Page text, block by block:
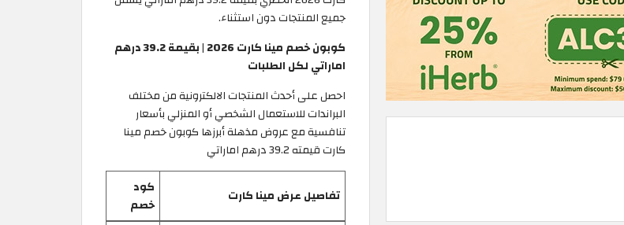
جميع المنتجات دون استثناء.
كوبون خصم مينا كارت 2026 | بقيمة 39.2 درهم
اماراتي لكل الطلبات
احصل على أحدث المنتجات الالكترونية من مختلف
البراندات للاستعمال الشخصي أو المنزلي بأسعار
تنافسية مع عروض مذهلة أبرزها كوبون خصم مينا
كارت قيمته 39.2 درهم اماراتي
تفاصيل عرض مينا كارت
كود
خصم